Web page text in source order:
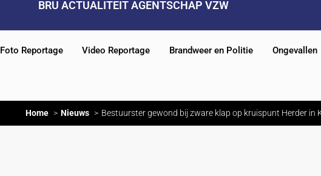
BRU ACTUALITEIT AGENTSCHAP VZW
Foto Reportage Video Reportage Brandweer en Politie Ongevallen
Home Nieuws Bestuurster gewond bij zware klap op kruispunt Herder in